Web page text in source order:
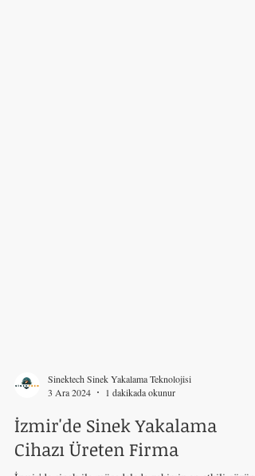
Sinektech Sinek Yakalama Teknolojisi
3 Ara 2024
1 dakikada okunur